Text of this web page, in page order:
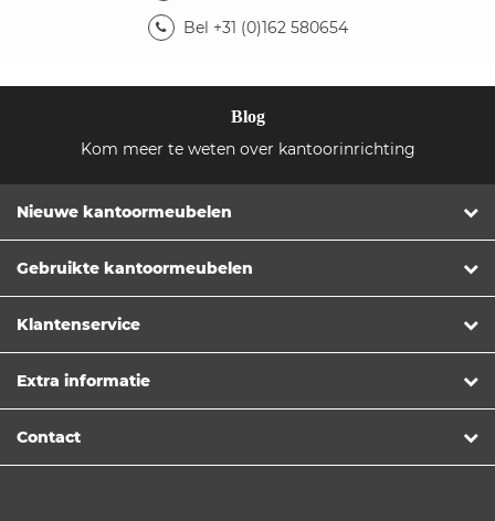
Bel +31 (0)162 580654
Blog
Kom meer te weten over kantoorinrichting
Nieuwe kantoormeubelen
Gebruikte kantoormeubelen
Klantenservice
Extra informatie
Contact